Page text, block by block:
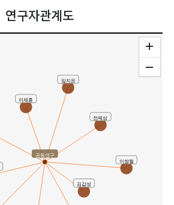
연구자관계도
이재훈
전제상
임지은
이쌍철
김갑성
공동연구